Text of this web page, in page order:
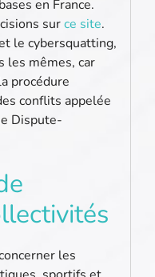
en France.
surce site.
le cybersquatting,
les mêmes, car
procédure
conflits appelée
Dispute-
les